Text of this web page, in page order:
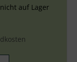
auf Lager